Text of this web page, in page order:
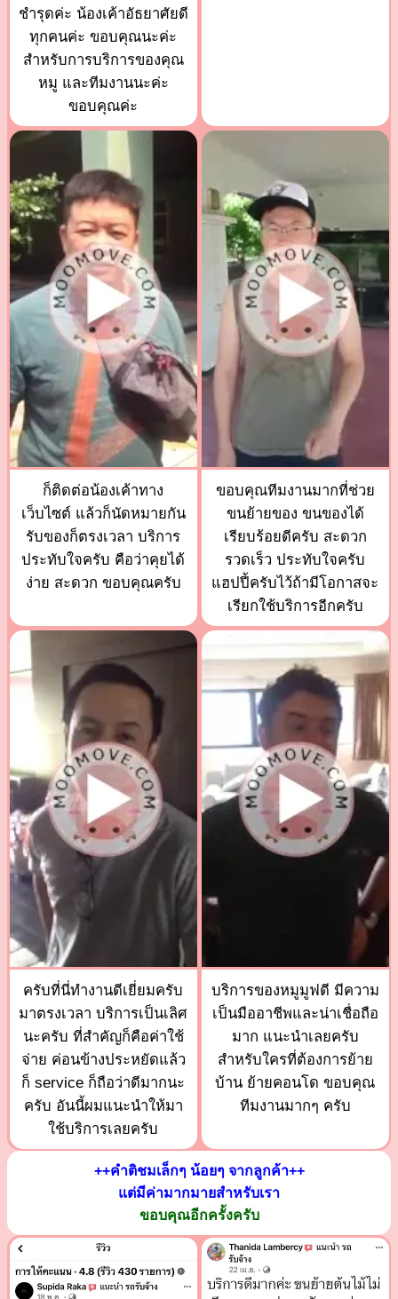
ชำรุดค่ะ น้องเค้าอัธยาศัยดี
ทุกคนค่ะ ขอบคุณนะค่ะ
สำหรับการบริการของคุณ
หมู และทีมงานนะค่ะ
ขอบคุณค่ะ
ก็ติดต่อน้องเค้าทาง
เว็บไซต์ แล้วก็นัดหมายกัน
รับของก็ตรงเวลา บริการ
ประทับใจครับ คือว่าคุยได้
ง่าย สะดวก ขอบคุณครับ
ขอบคุณทีมงานมากที่ช่วย
ขนย้ายของ ขนของได้
เรียบร้อยดีครับ สะดวก
รวดเร็ว ประทับใจครับ
แฮปปี้ครับไว้ถ้ามีโอกาสจะ
เรียกใช้บริการอีกครับ
ครับที่นี่ทำงานดีเยี่ยมครับ
มาตรงเวลา บริการเป็นเลิศ
นะครับ ที่สำคัญก็คือค่าใช้
จ่าย ค่อนข้างประหยัดแล้ว
ก็ service ก็ถือว่าดีมากนะ
ครับ อันนี้ผมแนะนำให้มา
ใช้บริการเลยครับ
บริการของหมูมูฟดี มีความ
เป็นมืออาชีพและน่าเชื่อถือ
มาก แนะนำเลยครับ
สำหรับใครที่ต้องการย้าย
บ้าน ย้ายคอนโด ขอบคุณ
ทีมงานมากๆ ครับ
++คำติชมเล็กๆ น้อยๆ จากลูกค้า++
แต่มีค่ามากมายสำหรับเรา
ขอบคุณอีกครั้งครับ